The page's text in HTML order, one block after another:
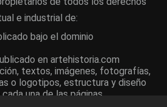
e industrial de:
bajo el dominio
en artehistoria.com
textos, imágenes, fotografías,
o logotipos, estructura y diseño
una de las páginas